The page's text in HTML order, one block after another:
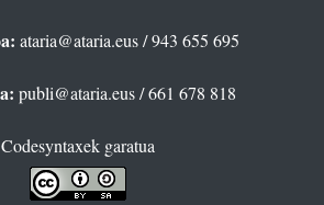
ataria@ataria.eus/ 943 655 695
publi@ataria.eus/ 661 678 818
Codesyntaxek garatua